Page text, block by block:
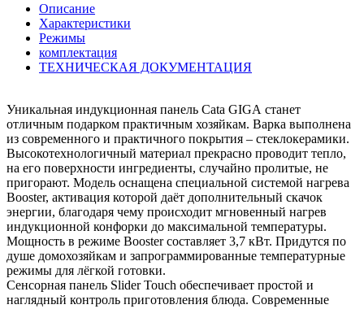
Описание
Характеристики
Режимы
комплектация
ТЕХНИЧЕСКАЯ ДОКУМЕНТАЦИЯ
Уникальная индукционная панель Cata GIGA станет
отличным подарком практичным хозяйкам. Варка выполнена
из современного и практичного покрытия – стеклокерамики.
Высокотехнологичный материал прекрасно проводит тепло,
на его поверхности ингредиенты, случайно пролитые, не
пригорают. Модель оснащена специальной системой нагрева
Booster, активация которой даёт дополнительный скачок
энергии, благодаря чему происходит мгновенный нагрев
индукционной конфорки до максимальной температуры.
Мощность в режиме Booster составляет 3,7 кВт. Придутся по
душе домохозяйкам и запрограммированные температурные
режимы для лёгкой готовки.
Сенсорная панель Slider Touch обеспечивает простой и
наглядный контроль приготовления блюда. Современные